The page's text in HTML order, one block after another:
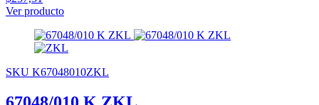
Ver producto
SKU K67048010ZKL